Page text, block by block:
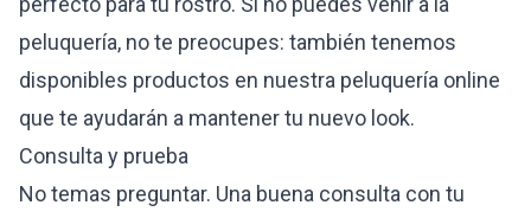
peluquería, no te preocupes: también tenemos
disponibles productos en nuestra peluquería online
que te ayudarán a mantener tu nuevo look.
Consulta y prueba
No temas preguntar. Una buena consulta con tu